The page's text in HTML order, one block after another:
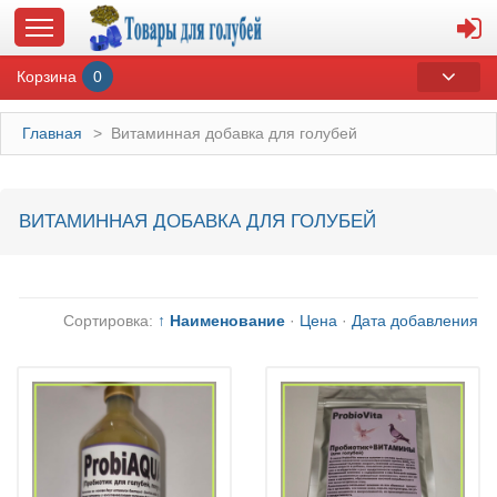
КАТАЛОГ
СУВЕНИРЫ С ГОЛУБЯМИ
Корзина 0
Главная > Витаминная добавка для голубей
ВИТАМИННАЯ ДОБАВКА ДЛЯ ГОЛУБЕЙ
Сортировка: ↑ Наименование · Цена · Дата добавления